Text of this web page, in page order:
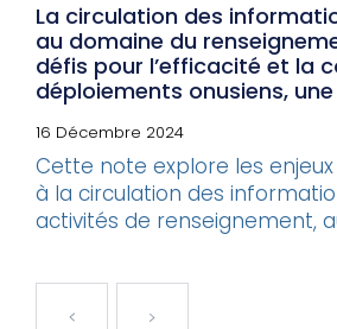
La circulation des
au domaine du
défis pour l’efficacité et la
déploiements onusiens,
16 Décembre 2024
Cette note explore les
à la circulation des
activités de renseignement,